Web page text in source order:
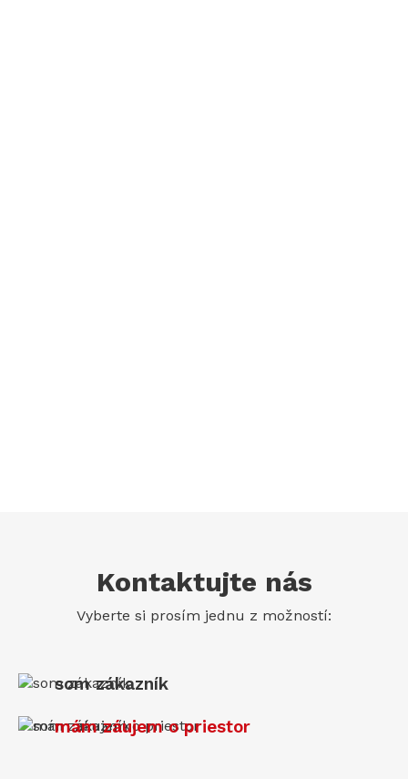
Kontaktujte nás
Vyberte si prosím jednu z možností:
som zákazník
mám záujem o priestor